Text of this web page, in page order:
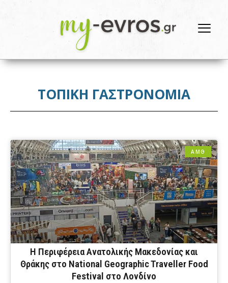
ΤΟΠΙΚΗ ΓΑΣΤΡΟΝΟΜΙΑ
ΑΜΘ
Η Περιφέρεια Ανατολικής Μακεδονίας και
Θράκης στο National Geographic Traveller Food
Festival στο Λονδίνο